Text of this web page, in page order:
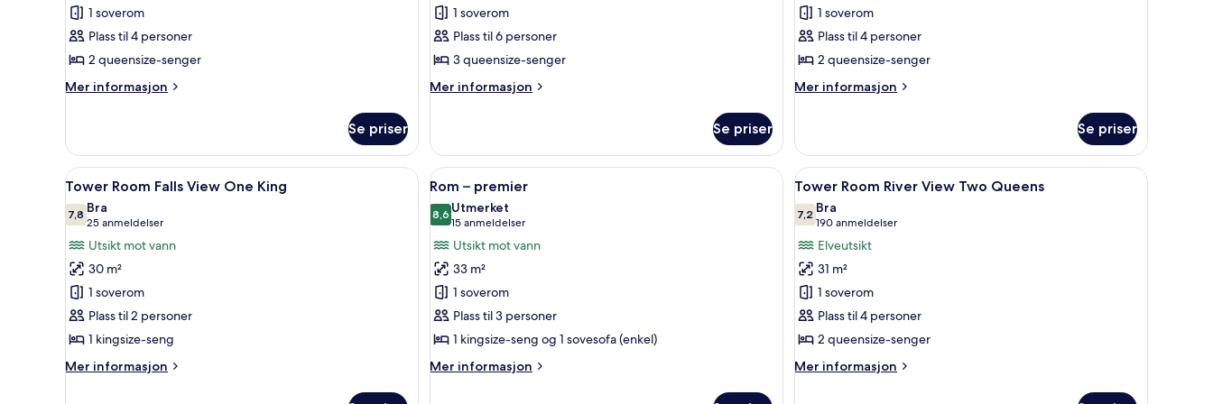
av
Dobbeltrom
–
basic
1 soverom
Plass til 4 personer
2 queensize-senger
Mer informasjon
Mer
–
basic
Se priser
av
Tradisjonelt
tremannsrom
1 soverom
Plass til 6 personer
3 queensize-senger
Mer informasjon
Mer
tremannsrom
Se priser
av
Dobbeltrom
–
basic
1 soverom
Plass til 4 personer
2 queensize-senger
Mer informasjon
Mer
–
basic
Se priser
Åpne
alle
bildene
av
Tower
Room Falls
View One
King
Skrivebord, blendingsgardiner, strykejern/-brett og sengetøy
4
Tower Room Falls View One King
7,87,8 av 10
Bra
25 anmeldelser
(25
anmeldelser)
Utsikt mot vann
30 m²
1 soverom
Plass til 2 personer
1 kingsize-seng
Mer informasjon
Mer
Åpne
alle
bildene
av
Rom
–
premier
Skrivebord, blendingsgardiner, strykejern/-brett og sengetøy
5
Rom – premier
8,68,6 av 10
Utmerket
15 anmeldelser
(15
anmeldelser)
Utsikt mot vann
33 m²
1 soverom
Plass til 3 personer
1 kingsize-seng og 1 sovesofa (enkel)
Mer informasjon
Mer
Åpne
alle
bildene
av
Tower
Room River
View
Two Queens
4
Tower Room River View Two Queens
7,27,2 av 10
Bra
190 anmeldelser
(190
anmeldelser)
Elveutsikt
31 m²
1 soverom
Plass til 4 personer
2 queensize-senger
Mer informasjon
Mer